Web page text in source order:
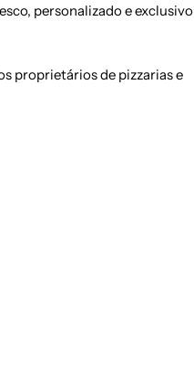
personalizado e exclusivo
proprietários de pizzarias e